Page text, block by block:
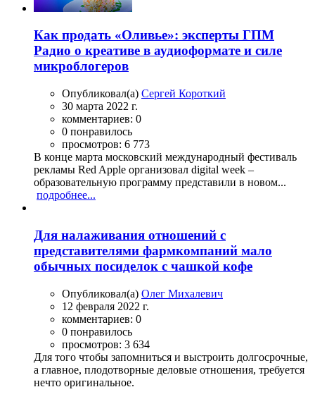
Как продать «Оливье»: эксперты ГПМ
Радио о креативе в аудиоформате и силе
микроблогеров
Опубликовал(а) Сергей Короткий
30 марта 2022 г.
комментариев: 0
0 понравилось
просмотров: 6 773
В конце марта московский международный фестиваль
рекламы Red Apple организовал digital week –
образовательную программу представили в новом...
подробнее...
Для налаживания отношений с
представителями фармкомпаний мало
обычных посиделок с чашкой кофе
Опубликовал(а) Олег Михалевич
12 февраля 2022 г.
комментариев: 0
0 понравилось
просмотров: 3 634
Для того чтобы запомниться и выстроить долгосрочные,
а главное, плодотворные деловые отношения, требуется
нечто оригинальное.